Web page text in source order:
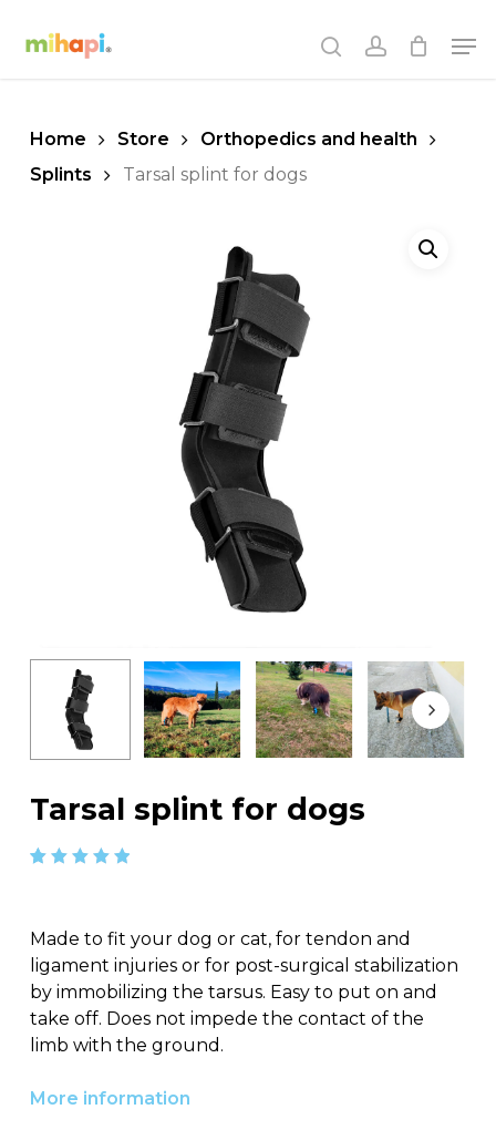
searchaccount
Home Store
Orthopedics and health
Splints
Tarsal splint for dogs
Tarsal splint for dogs
on
customer
ratings
Made to fit your dog or cat, for tendon and
ligament injuries or for post-surgical stabilization
by immobilizing the tarsus. Easy to put on and
take off. Does not impede the contact of the
limb with the ground.
More information